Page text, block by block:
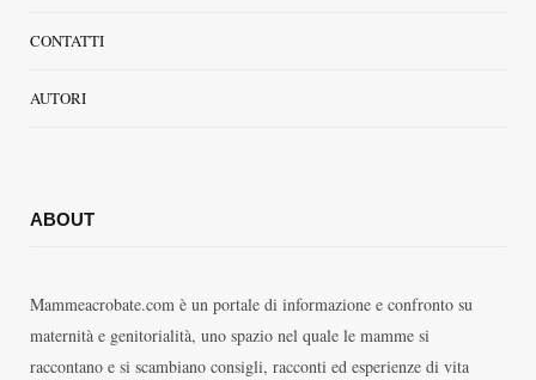
CONTATTI
AUTORI
ABOUT
Mammeacrobate.com è un portale di informazione e confronto su
maternità e genitorialità, uno spazio nel quale le mamme si
raccontano e si scambiano consigli, racconti ed esperienze di vita